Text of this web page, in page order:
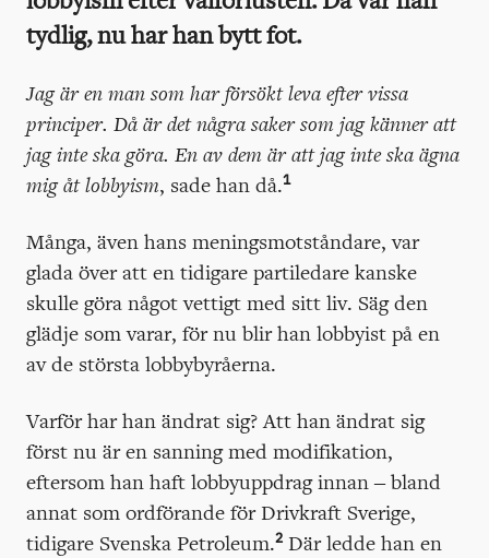
tydlig, nu har han bytt fot.
Jag är en man som har försökt leva efter vissa
principer. Då är det några saker som jag känner att
jag inte ska göra. En av dem är att jag inte ska ägna
mig åt lobbyism, sade han då.1
Många, även hans meningsmotståndare, var
glada över att en tidigare partiledare kanske
skulle göra något vettigt med sitt liv. Säg den
glädje som varar, för nu blir han lobbyist på en
av de största lobbybyråerna.
Varför har han ändrat sig? Att han ändrat sig
först nu är en sanning med modifikation,
eftersom han haft lobbyuppdrag innan – bland
annat som ordförande för Drivkraft Sverige,
tidigare Svenska Petroleum.2 Där ledde han en